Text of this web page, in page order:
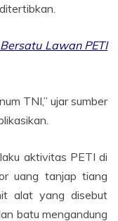
Lawan PETI
TNI,” ujar sumber
aktivitas PETI di
uang tanjap tiang
alat yang disebut
batu mengandung